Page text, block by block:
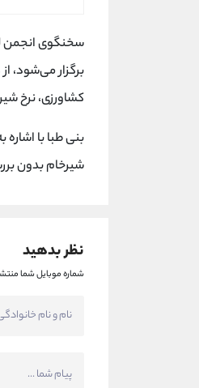
سخنگوی انجمن
برگزار می‌شود،
کشاورزی، نرخ
بنی طبا با
شیرخام بدون
نظر بدهید
شماره موبایل شما